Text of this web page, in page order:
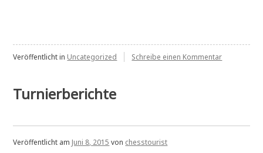
Veröffentlicht in Uncategorized Schreibe einen Kommentarzu
Turnierberichte
Veröffentlicht am Juni 8, 2015 von chesstourist